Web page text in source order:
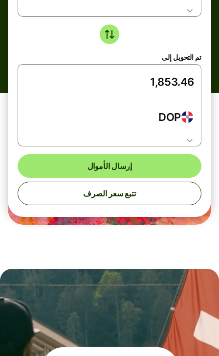
تم التحويل إلى
DOP
إرسال الأموال
تتبع سعر الصرف